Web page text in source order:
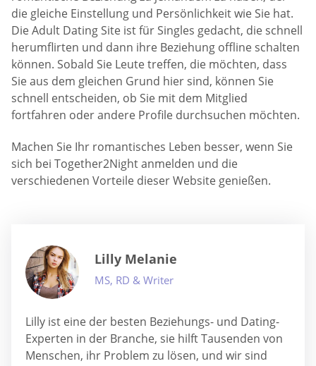
die gleiche Einstellung und Persönlichkeit wie Sie hat.
Die Adult Dating Site ist für Singles gedacht, die schnell
herumflirten und dann ihre Beziehung offline schalten
können. Sobald Sie Leute treffen, die möchten, dass
Sie aus dem gleichen Grund hier sind, können Sie
schnell entscheiden, ob Sie mit dem Mitglied
fortfahren oder andere Profile durchsuchen möchten.
Machen Sie Ihr romantisches Leben besser, wenn Sie
sich bei Together2Night anmelden und die
verschiedenen Vorteile dieser Website genießen.
Lilly Melanie
MS, RD & Writer
Lilly ist eine der besten Beziehungs- und Dating-
Experten in der Branche, sie hilft Tausenden von
Menschen, ihr Problem zu lösen, und wir sind